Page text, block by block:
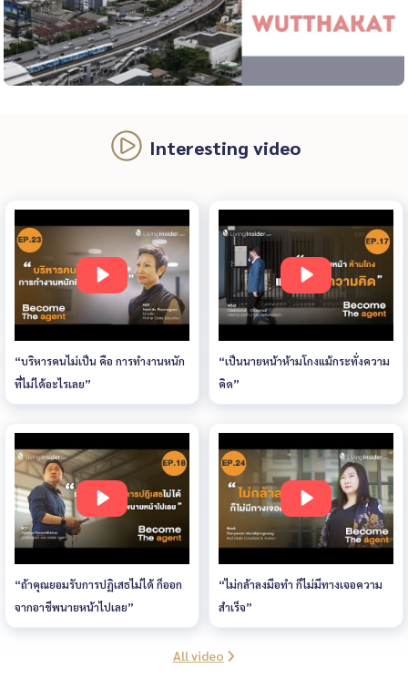
Interesting video
“บริหารคนไม่เป็น คือ การทำงานหนัก
ที่ไม่ได้อะไรเลย”
“เป็นนายหน้าห้ามโกงแม้กระทั่งความ
คิด”
“ถ้าคุณยอมรับการปฏิเสธไม่ได้ ก็ออก
จากอาชีพนายหน้าไปเลย”
“ไม่กล้าลงมือทำ ก็ไม่มีทางเจอความ
สำเร็จ”
All video